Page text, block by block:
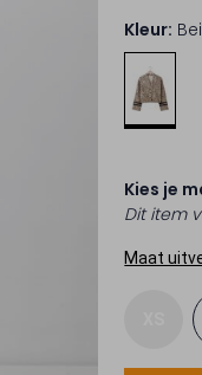
Kleur:
Kies je
Dit item
Maat